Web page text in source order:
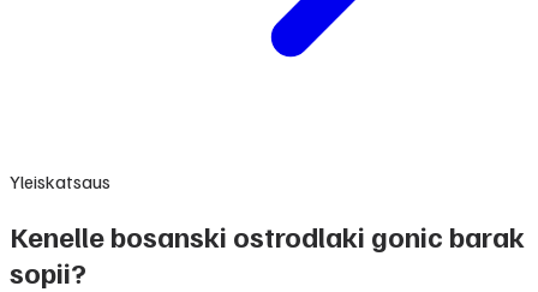
Yleiskatsaus
Kenelle bosanski ostrodlaki gonic barak
sopii?